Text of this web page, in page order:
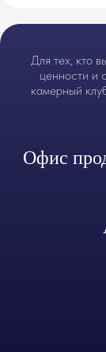
Для тех, кто
ценности и
камерный
Офис